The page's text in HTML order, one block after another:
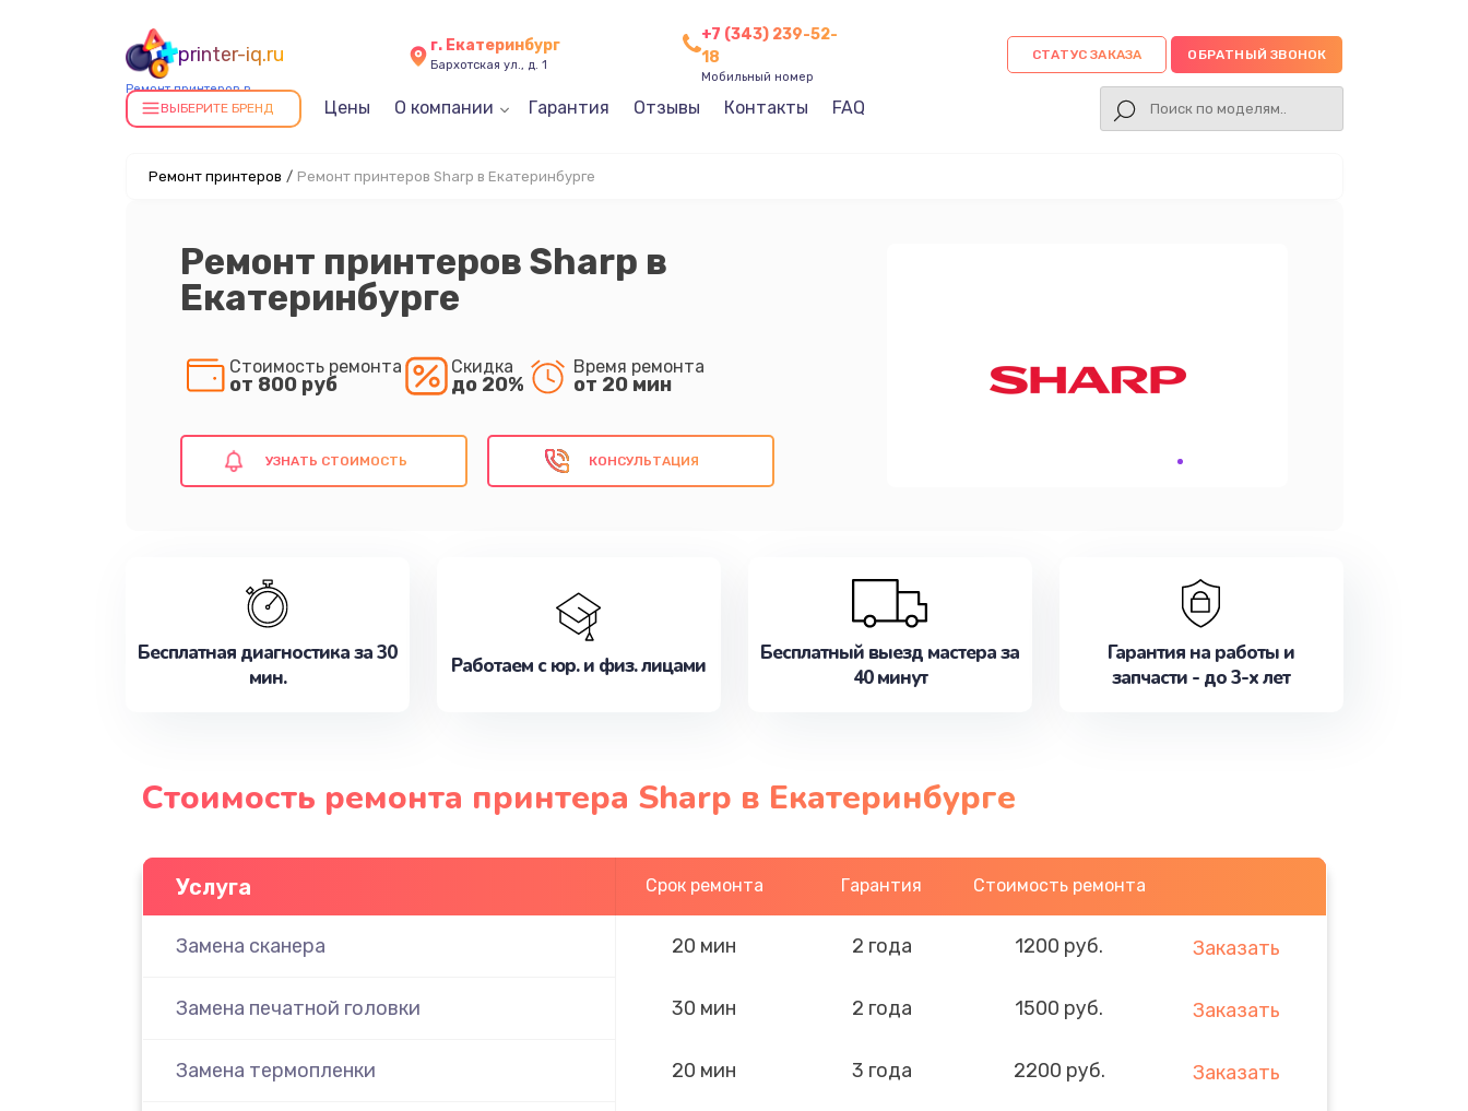
printer-iq.ru
Ремонт принтеров в
Екатеринбурге
г. Екатеринбург
Бархотская ул., д. 1
+7 (343) 239-52-
18
Мобильный номер
СТАТУС ЗАКАЗА ОБРАТНЫЙ ЗВОНОК
ВЫБЕРИТЕ БРЕНД Цены О компании Гарантия Отзывы Контакты FAQ
Ремонт принтеров / Ремонт принтеров Sharp в Екатеринбурге
Ремонт принтеров Sharp в
Екатеринбурге
Стоимость ремонта
от 800 руб
Скидка
до 20%
Время ремонта
от 20 мин
УЗНАТЬ СТОИМОСТЬ КОНСУЛЬТАЦИЯ
Бесплатная диагностика за 30
мин.
Работаем с юр. и физ. лицами
Бесплатный выезд мастера за
40 минут
Гарантия на работы и
запчасти - до 3-х лет
Стоимость ремонта принтера Sharp в Екатеринбурге
Услуга Срок ремонта Гарантия Стоимость ремонта
Замена сканера 20 мин 2 года 1200 руб. Заказать
Замена печатной головки 30 мин 2 года 1500 руб. Заказать
Замена термопленки 20 мин 3 года 2200 руб. Заказать